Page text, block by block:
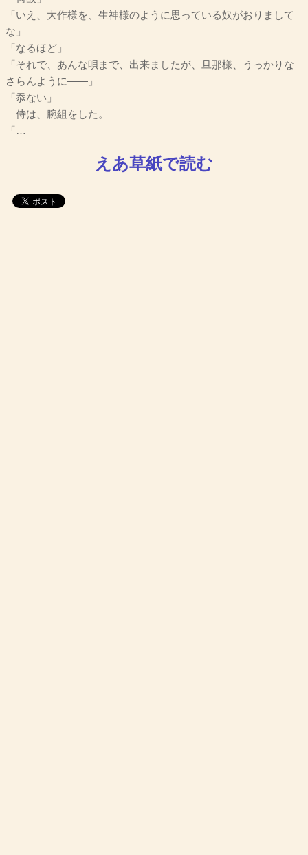
「いえ、大作様を、生神様のように思っている奴がおりまして
な」
「なるほど」
「それで、あんな唄まで、出来ましたが、旦那様、うっかりな
さらんように――」
「忝ない」
侍は、腕組をした。
「…
えあ草紙で読む